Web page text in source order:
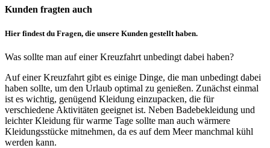
Kunden fragten auch
Hier findest du Fragen, die unsere Kunden gestellt haben.
Was sollte man auf einer Kreuzfahrt unbedingt dabei haben?
Auf einer Kreuzfahrt gibt es einige Dinge, die man unbedingt dabei
haben sollte, um den Urlaub optimal zu genießen. Zunächst einmal
ist es wichtig, genügend Kleidung einzupacken, die für
verschiedene Aktivitäten geeignet ist. Neben Badebekleidung und
leichter Kleidung für warme Tage sollte man auch wärmere
Kleidungsstücke mitnehmen, da es auf dem Meer manchmal kühl
werden kann.